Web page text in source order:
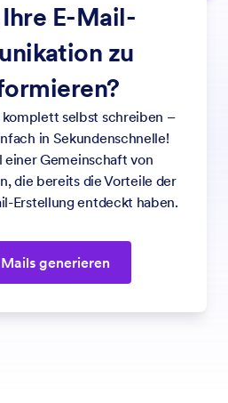
E-Mail-
zu
selbst schreiben –
in Sekundenschnelle!
einer Gemeinschaft von
die bereits die Vorteile der
Erstellung entdeckt haben.
generieren